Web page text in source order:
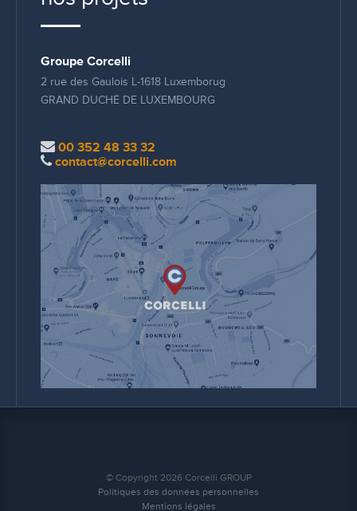
Groupe Corcelli
2 rue des Gaulois L-1618 Luxemborug
GRAND DUCHÉ DE LUXEMBOURG
00 352 48 33 32
contact@corcelli.com
© Copyright 2026 Corcelli GROUP
Politiques des données personnelles
Mentions légales